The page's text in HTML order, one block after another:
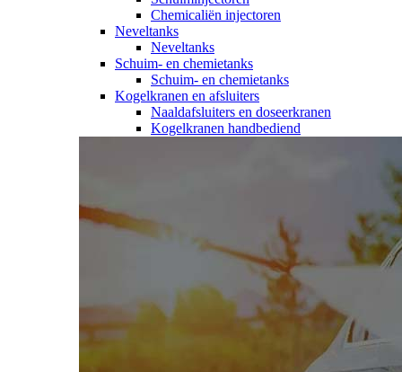
Chemicaliën injectoren
Neveltanks
Neveltanks
Schuim- en chemietanks
Schuim- en chemietanks
Kogelkranen en afsluiters
Naaldafsluiters en doseerkranen
Kogelkranen handbediend